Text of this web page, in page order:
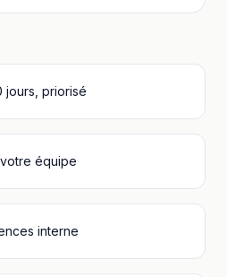
jours, priorisé
équipe
interne